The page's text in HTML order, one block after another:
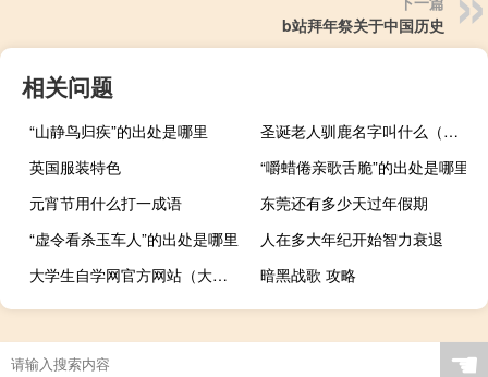
b站拜年祭关于中国历史
相关问题
“山静鸟归疾”的出处是哪里
圣诞老人驯鹿名字叫什么（圣诞老人驯鹿名字）
英国服装特色
“嚼蜡倦亲歌舌脆”的出处是哪里
元宵节用什么打一成语
东莞还有多少天过年假期
“虚令看杀玉车人”的出处是哪里
人在多大年纪开始智力衰退
大学生自学网官方网站（大学生自学）
暗黑战歌 攻略
☚